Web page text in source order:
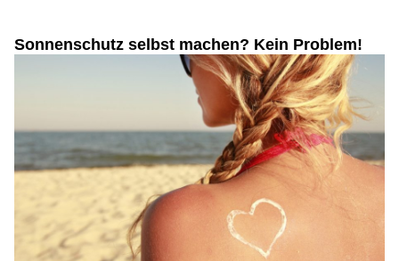
Sonnenschutz selbst machen? Kein Problem!